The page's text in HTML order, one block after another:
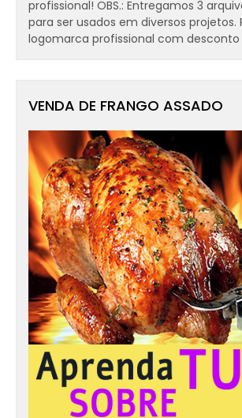
profissional! OBS.: Entregamos 3
para ser usados em diversos projetos.
logomarca profissional com desconto
VENDA DE FRANGO ASSADO